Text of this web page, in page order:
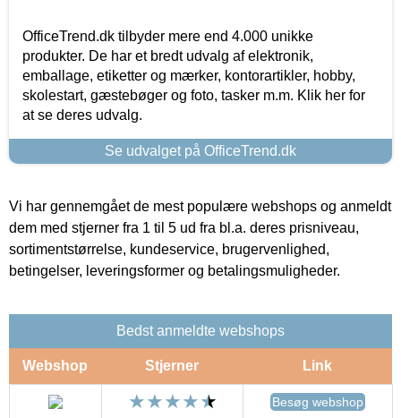
OfficeTrend.dk tilbyder mere end 4.000 unikke
produkter. De har et bredt udvalg af elektronik,
emballage, etiketter og mærker, kontorartikler, hobby,
skolestart, gæstebøger og foto, tasker m.m. Klik her for
at se deres udvalg.
Se udvalget på OfficeTrend.dk
Vi har gennemgået de mest populære webshops og anmeldt
dem med stjerner fra 1 til 5 ud fra bl.a. deres prisniveau,
sortimentstørrelse, kundeservice, brugervenlighed,
betingelser, leveringsformer og betalingsmuligheder.
Bedst anmeldte webshops
Webshop Stjerner Link
Besøg webshop